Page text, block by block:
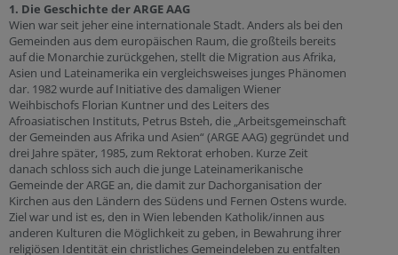
1. Die Geschichte der ARGE AAG
Wien war seit jeher eine internationale Stadt. Anders als bei den
Gemeinden aus dem europäischen Raum, die großteils bereits
auf die Monarchie zurückgehen, stellt die Migration aus Afrika,
Asien und Lateinamerika ein vergleichsweises junges Phänomen
dar. 1982 wurde auf Initiative des damaligen Wiener
Weihbischofs Florian Kuntner und des Leiters des
Afroasiatischen Instituts, Petrus Bsteh, die „Arbeitsgemeinschaft
der Gemeinden aus Afrika und Asien“ (ARGE AAG) gegründet und
drei Jahre später, 1985, zum Rektorat erhoben. Kurze Zeit
danach schloss sich auch die junge Lateinamerikanische
Gemeinde der ARGE an, die damit zur Dachorganisation der
Kirchen aus den Ländern des Südens und Fernen Ostens wurde.
Ziel war und ist es, den in Wien lebenden Katholik/innen aus
anderen Kulturen die Möglichkeit zu geben, in Bewahrung ihrer
religiösen Identität ein christliches Gemeindeleben zu entfalten